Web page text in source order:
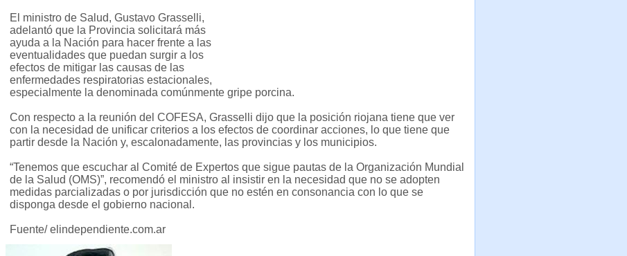
El ministro de Salud, Gustavo Grasselli,
adelantó que la Provincia solicitará más
ayuda a la Nación para hacer frente a las
eventualidades que puedan surgir a los
efectos de mitigar las causas de las
enfermedades respiratorias estacionales,
especialmente la denominada comúnmente gripe porcina.
Con respecto a la reunión del COFESA, Grasselli dijo que la posición riojana tiene que ver
con la necesidad de unificar criterios a los efectos de coordinar acciones, lo que tiene que
partir desde la Nación y, escalonadamente, las provincias y los municipios.
“Tenemos que escuchar al Comité de Expertos que sigue pautas de la Organización Mundial
de la Salud (OMS)”, recomendó el ministro al insistir en la necesidad que no se adopten
medidas parcializadas o por jurisdicción que no estén en consonancia con lo que se
disponga desde el gobierno nacional.
Fuente/ elindependiente.com.ar